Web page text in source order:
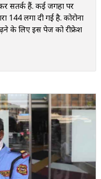
शुक्रिया
से रोकना बड़ी चुनौती
होगी सावधानी
गया भर्ती
सतर्क हैं. कई जगहों पर
144 लगा दी गई है. कोरोना
के लिए इस पेज को रीफ्रेश